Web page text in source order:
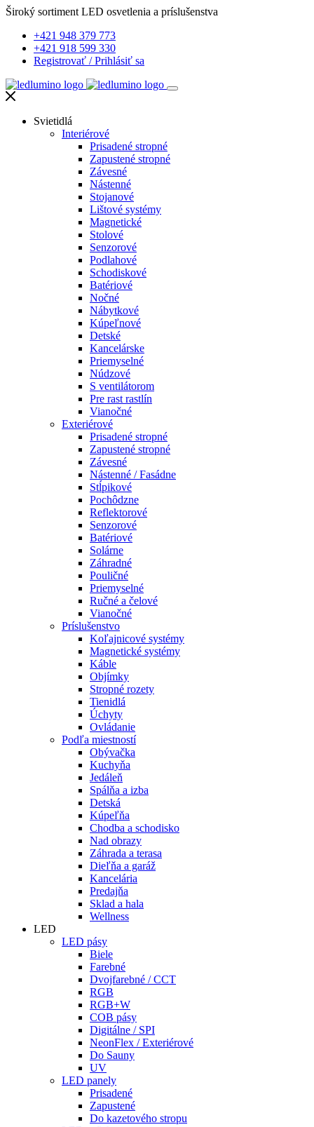
Široký sortiment LED osvetlenia a príslušenstva
+421 948 379 773
+421 918 599 330
Registrovať /Prihlásiť sa
Svietidlá
Interiérové
Prisadené stropné
Zapustené stropné
Závesné
Nástenné
Stojanové
Lištové systémy
Magnetické
Stolové
Senzorové
Podlahové
Schodiskové
Batériové
Nočné
Nábytkové
Kúpeľnové
Detské
Kancelárske
Priemyselné
Núdzové
S ventilátorom
Pre rast rastlín
Vianočné
Exteriérové
Prisadené stropné
Zapustené stropné
Závesné
Nástenné / Fasádne
Stĺpikové
Pochôdzne
Reflektorové
Senzorové
Batériové
Solárne
Záhradné
Pouličné
Priemyselné
Ručné a čelové
Vianočné
Príslušenstvo
Koľajnicové systémy
Magnetické systémy
Káble
Objímky
Stropné rozety
Tienidlá
Úchyty
Ovládanie
Podľa miestností
Obývačka
Kuchyňa
Jedáleň
Spálňa a izba
Detská
Kúpeľňa
Chodba a schodisko
Nad obrazy
Záhrada a terasa
Dieľňa a garáž
Kancelária
Predajňa
Sklad a hala
Wellness
LED
LED pásy
Biele
Farebné
Dvojfarebné / CCT
RGB
RGB+W
COB pásy
Digitálne / SPI
NeonFlex / Exteriérové
Do Sauny
UV
LED panely
Prisadené
Zapustené
Do kazetového stropu